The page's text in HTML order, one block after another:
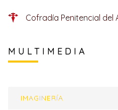
Cofradía Penitencial del
MULTIMEDIA
IMAGINERÍA